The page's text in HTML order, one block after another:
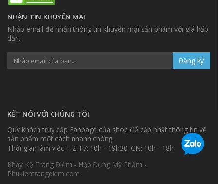
NHẬN TIN KHUYẾN MẠI
Nhập email để nhận thông tin khuyến mại sản phẩm với giá hấp
dẫn.
Đăng ký
KẾT NỐI VỚI CHÚNG TÔI
Quý khách truy cập Fanpage của shop để cập nhật thông tin về
sản phẩm một cách nhanh chóng.
Thời gian làm việc: T2-T7: 10h - 19h30. CN: 10h - 18h
Khay Kệ Trang Điểm - Hộp Đựng Mỹ Phẩm -
Phukientrangdiem.com